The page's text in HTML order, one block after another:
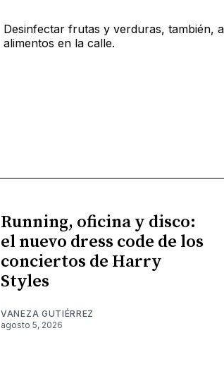
Desinfectar frutas y verduras, también,
alimentos en la calle.
Running, oficina y disco:
el nuevo dress code de los
conciertos de Harry
Styles
VANEZA GUTIÉRREZ
agosto 5, 2026